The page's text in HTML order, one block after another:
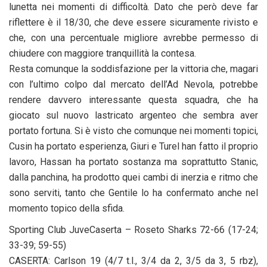
lunetta nei momenti di difficoltà. Dato che però deve far
riflettere è il 18/30, che deve essere sicuramente rivisto e
che, con una percentuale migliore avrebbe permesso di
chiudere con maggiore tranquillità la contesa.
Resta comunque la soddisfazione per la vittoria che, magari
con l’ultimo colpo dal mercato dell’Ad Nevola, potrebbe
rendere davvero interessante questa squadra, che ha
giocato sul nuovo lastricato argenteo che sembra aver
portato fortuna. Si è visto che comunque nei momenti topici,
Cusin ha portato esperienza, Giuri e Turel han fatto il proprio
lavoro, Hassan ha portato sostanza ma soprattutto Stanic,
dalla panchina, ha prodotto quei cambi di inerzia e ritmo che
sono serviti, tanto che Gentile lo ha confermato anche nel
momento topico della sfida.
Sporting Club JuveCaserta – Roseto Sharks 72-66 (17-24;
33-39; 59-55)
CASERTA: Carlson 19 (4/7 t.l., 3/4 da 2, 3/5 da 3, 5 rbz),